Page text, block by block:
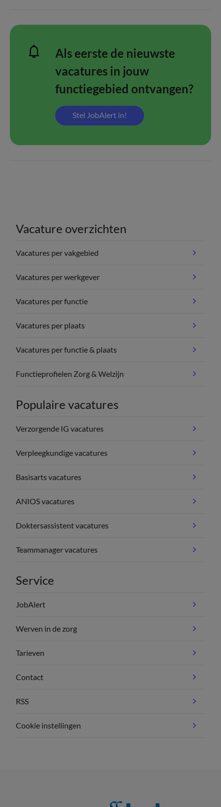
Als eerste de nieuwste
vacatures in jouw
functiegebied ontvangen?
Stel JobAlert in!
Vacature overzichten
Vacatures per vakgebied
Vacatures per werkgever
Vacatures per functie
Vacatures per plaats
Vacatures per functie & plaats
Functieprofielen Zorg & Welzijn
Populaire vacatures
Verzorgende IG vacatures
Verpleegkundige vacatures
Basisarts vacatures
ANIOS vacatures
Doktersassistent vacatures
Teammanager vacatures
Service
JobAlert
Werven in de zorg
Tarieven
Contact
RSS
Cookie instellingen